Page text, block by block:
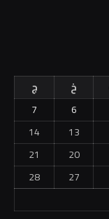
خ
ج
6
7
13
14
20
21
27
28